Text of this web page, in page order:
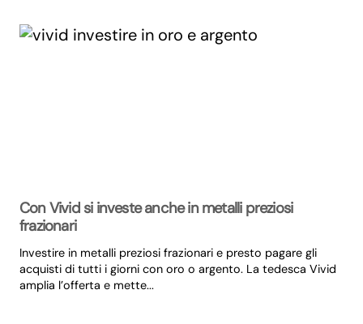
Con Vivid si investe anche in metalli preziosi
frazionari
Investire in metalli preziosi frazionari e presto pagare gli
acquisti di tutti i giorni con oro o argento. La tedesca Vivid
amplia l’offerta e mette...